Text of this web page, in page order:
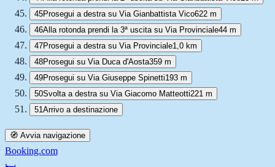
45Prosegui a destra su Via Gianbattista Vico622 m
46Alla rotonda prendi la 3ª uscita su Via Provinciale44 m
47Prosegui a destra su Via Provinciale1,0 km
48Prosegui su Via Duca d'Aosta359 m
49Prosegui su Via Giuseppe Spinetti193 m
50Svolta a destra su Via Giacomo Matteotti221 m
51Arrivo a destinazione
🧭 Avvia navigazione
Booking.com